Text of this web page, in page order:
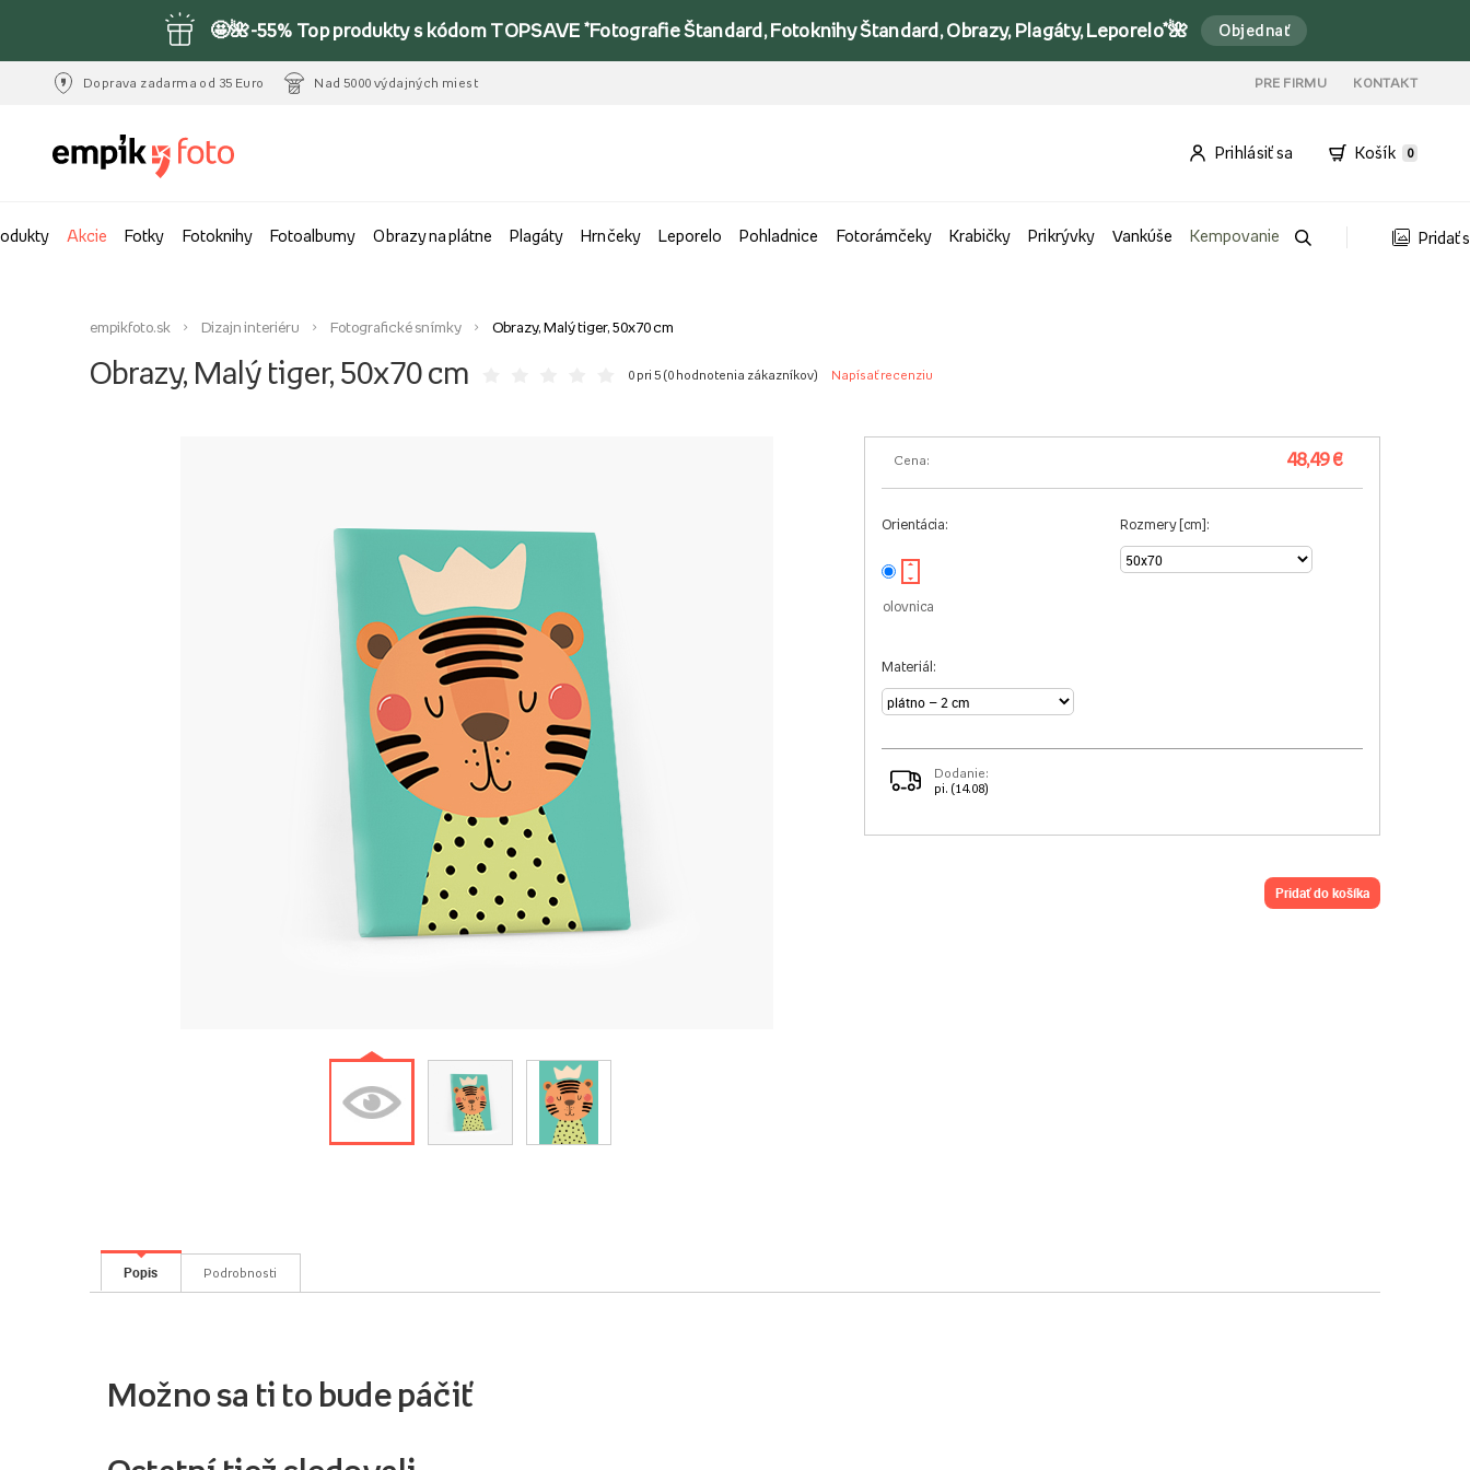
🤩🌺-55% Top produkty s kódom TOPSAVE *Fotografie Štandard, Fotoknihy Štandard, Obrazy, Plagáty, Leporelo*🌺 Objednať
Doprava zadarma od 35 Euro Nad 5000 výdajných miest PRE FIRMU KONTAKT
Prihlásiť sa Košík 0
Akcie Fotky Fotoknihy Fotoalbumy Obrazy na plátne Plagáty Hrnčeky Leporelo Pohladnice Fotorámčeky Krabičky Prikrývky Vankúše Kempovanie Pridať
empikfoto.sk Dizajn interiéru Fotografické snímky Obrazy, Malý tiger, 50x70 cm
Obrazy, Malý tiger, 50x70 cm 0 pri 5 (0 hodnotenia zákazníkov) Napísať recenziu
Cena: 48,49 €
Orientácia:
olovnica
Rozmery [cm]:
Materiál:
Dodanie:
pi. (14.08)
pridať do košíka
Popis Podrobnosti
Možno sa ti to bude páčiť